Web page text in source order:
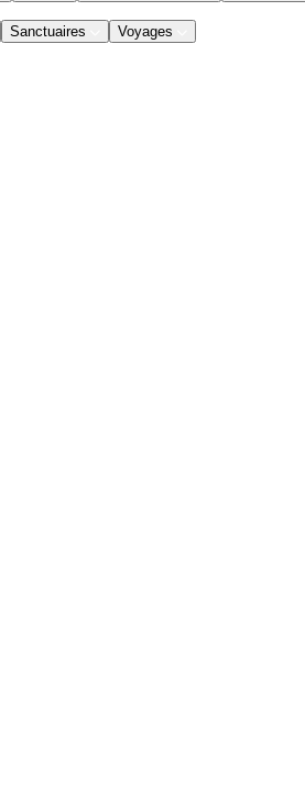
Sanctuaires Voyages